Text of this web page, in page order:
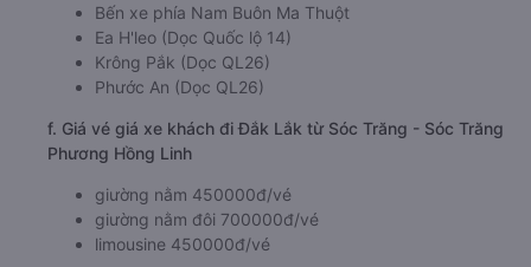
Bến xe phía Nam Buôn Ma Thuột
Ea H'leo (Dọc Quốc lộ 14)
Krông Pắk (Dọc QL26)
Phước An (Dọc QL26)
f. Giá vé giá xe khách đi Đắk Lắk từ Sóc Trăng - Sóc Trăng
Phương Hồng Linh
giường nằm 450000đ/vé
giường nằm đôi 700000đ/vé
limousine 450000đ/vé